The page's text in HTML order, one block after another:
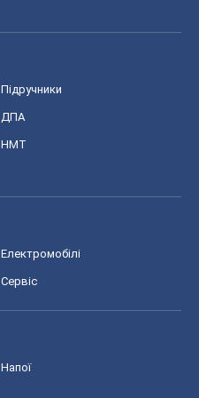
Підручники
ДПА
НМТ
Електромобілі
Сервіс
Напої